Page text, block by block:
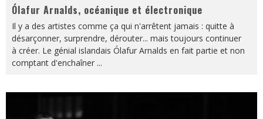
Ólafur Arnalds, océanique et électronique
Il y a des artistes comme ça qui n'arrêtent jamais : quitte à
désarçonner, surprendre, dérouter... mais toujours continuer
à créer. Le génial islandais Ólafur Arnalds en fait partie et non
comptant d'enchaîner ...